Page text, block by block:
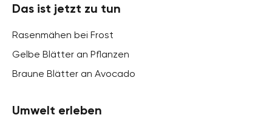
Das ist jetzt zu tun
Rasenmähen bei Frost
Gelbe Blätter an Pflanzen
Braune Blätter an Avocado
Umwelt erleben